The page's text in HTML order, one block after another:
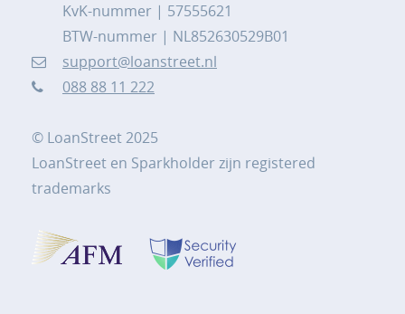
KvK-nummer | 57555621
BTW-nummer | NL852630529B01
support@loanstreet.nl
088 88 11 222
© LoanStreet 2025
LoanStreet en Sparkholder zijn registered
trademarks